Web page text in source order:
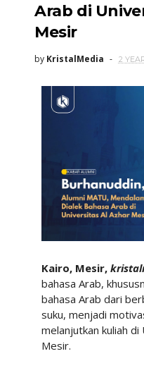
Arab di
Mesir
by KristalMedia 2
Kairo, Mesir,
bahasa Arab,
bahasa Arab dari
suku, menjadi
melanjutkan kuliah
Mesir.